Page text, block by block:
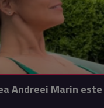
Andreei Marin